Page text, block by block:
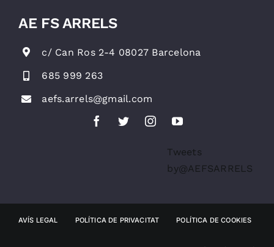
AE FS ARRELS
c/ Can Ros 2-4 08027 Barcelona
685 999 263
aefs.arrels@gmail.com
Tweets
by@AEFSARRELS
AVÍS LEGAL POLÍTICA DE PRIVACITAT POLÍTICA DE COOKIES